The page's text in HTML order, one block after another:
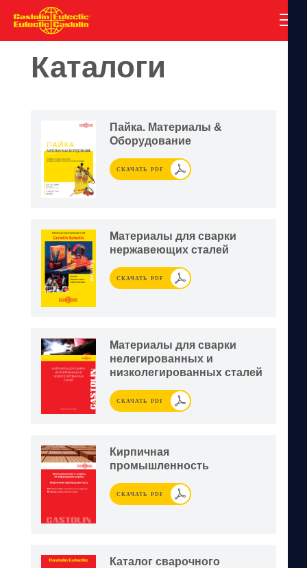
Каталоги
Пайка. Материалы &
Оборудование
СКАЧАТЬ PDF
Материалы для сварки
нержавеющих сталей
СКАЧАТЬ PDF
Материалы для сварки
нелегированных и
низколегированных сталей
СКАЧАТЬ PDF
Кирпичная
промышленность
СКАЧАТЬ PDF
Каталог сварочного